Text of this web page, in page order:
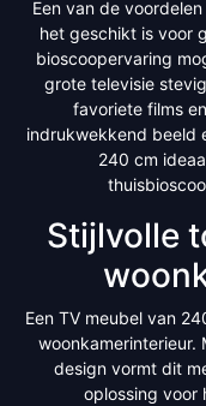
Een van de
het geschikt is voor
bioscoopervaring
grote televisie
favoriete films
indrukwekkend beeld
240 cm
Stijlvolle
Een TV meubel van
woonkamerinterieur.
design vormt dit
oplossing voor